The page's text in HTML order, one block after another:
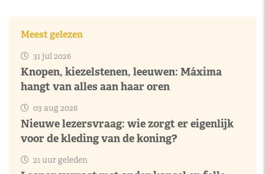
Meest gelezen
31 jul 2026
Knopen, kiezelstenen, leeuwen: Máxima
hangt van alles aan haar oren
03 aug 2026
Nieuwe lezersvraag: wie zorgt er eigenlijk
voor de kleding van de koning?
21 uur geleden